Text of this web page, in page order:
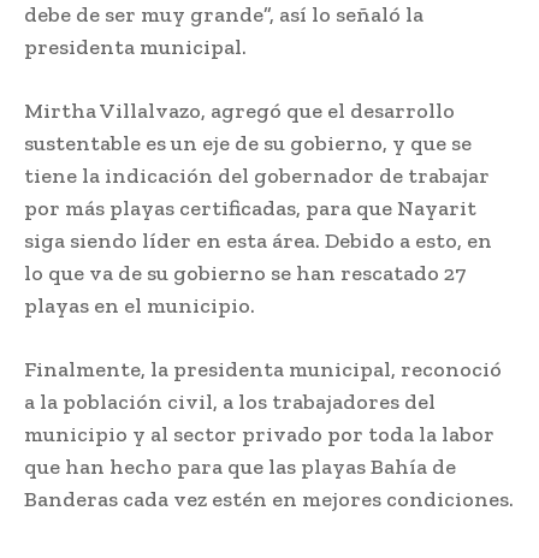
debe de ser muy grande”, así lo señaló la
presidenta municipal.
Mirtha Villalvazo, agregó que el desarrollo
sustentable es un eje de su gobierno, y que se
tiene la indicación del gobernador de trabajar
por más playas certificadas, para que Nayarit
siga siendo líder en esta área. Debido a esto, en
lo que va de su gobierno se han rescatado 27
playas en el municipio.
Finalmente, la presidenta municipal, reconoció
a la población civil, a los trabajadores del
municipio y al sector privado por toda la labor
que han hecho para que las playas Bahía de
Banderas cada vez estén en mejores condiciones.